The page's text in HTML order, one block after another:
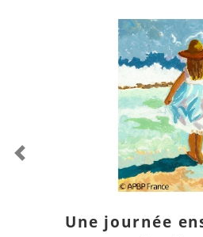
Une journée
Previous